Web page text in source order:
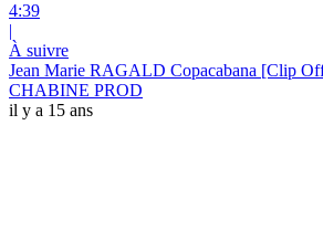
4:39
|
À suivre
Jean Marie RAGALD Copacabana [Clip
CHABINE PROD
il y a 15 ans